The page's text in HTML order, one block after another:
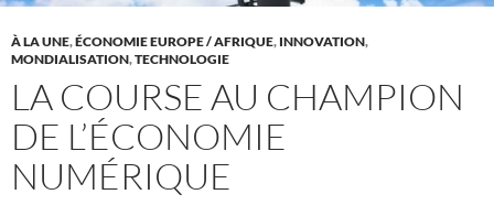
À LA UNE,ÉCONOMIE EUROPE / AFRIQUE, INNOVATION,
MONDIALISATION,TECHNOLOGIE
LA COURSE AU CHAMPION
DE L’ÉCONOMIE
NUMÉRIQUE